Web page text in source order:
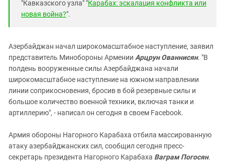
"Кавказского узла" "Карабах: эскалация конфликта или
новая война?".
Азербайджан начал широкомасштабное наступление, заявил
представитель Минобороны Армении Арцрун Ованнисян. "В
полдень вооруженные силы Азербайджана начали
широкомасштабное наступление на южном направлении
линии соприкосновения, бросив в бой резервные силы и
большое количество военной техники, включая танки и
артиллерию", - написал он сегодня в своем Facebook.
Армия обороны Нагорного Карабаха отбила массированную
атаку азербайджанских сил, сообщил сегодня пресс-
секретарь президента Нагорного Карабаха Ваграм Погосян.